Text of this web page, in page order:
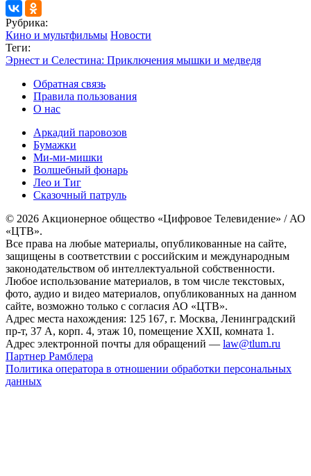
Рубрика:
Кино и мультфильмы Новости
Теги:
Эрнест и Селестина: Приключения мышки и медведя
Обратная связь
Правила пользования
О нас
Аркадий паровозов
Бумажки
Ми-ми-мишки
Волшебный фонарь
Лео и Тиг
Сказочный патруль
© 2026 Акционерное общество «Цифровое Телевидение» / АО
«ЦТВ».
Все права на любые материалы, опубликованные на сайте,
защищены в соответствии с российским и международным
законодательством об интеллектуальной собственности.
Любое использование материалов, в том числе текстовых,
фото, аудио и видео материалов, опубликованных на данном
сайте, возможно только с согласия АО «ЦТВ».
Адрес места нахождения: 125 167, г. Москва, Ленинградский
пр-т, 37 А, корп. 4, этаж 10, помещение XXII, комната 1.
Адрес электронной почты для обращений — law@tlum.ru
Партнер Рамблера
Политика оператора в отношении обработки персональных
данных